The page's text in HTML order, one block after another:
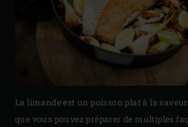
La limande est un poisson plat à la
que vous pouvez préparer de multiples